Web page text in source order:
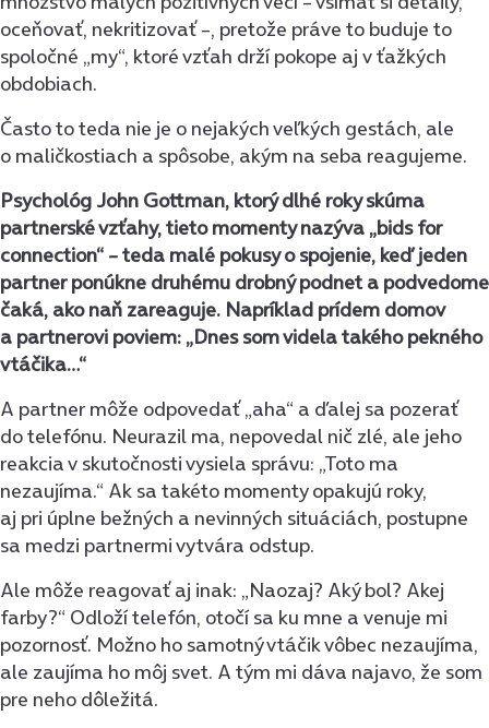
oceňovať, nekritizovať –, pretože práve to buduje to
spoločné „my“, ktoré vzťah drží pokope aj v ťažkých
obdobiach.
Často to teda nie je o nejakých veľkých gestách, ale
o maličkostiach a spôsobe, akým na seba reagujeme.
Psychológ John Gottman, ktorý dlhé roky skúma
partnerské vzťahy, tieto momenty nazýva „bids for
connection“ – teda malé pokusy o spojenie, keď jeden
partner ponúkne druhému drobný podnet a podvedome
čaká, ako naň zareaguje. Napríklad prídem domov
a partnerovi poviem: „Dnes som videla takého pekného
vtáčika…“
A partner môže odpovedať „aha“ a ďalej sa pozerať
do telefónu. Neurazil ma, nepovedal nič zlé, ale jeho
reakcia v skutočnosti vysiela správu: „Toto ma
nezaujíma.“ Ak sa takéto momenty opakujú roky,
aj pri úplne bežných a nevinných situáciách, postupne
sa medzi partnermi vytvára odstup.
Ale môže reagovať aj inak: „Naozaj? Aký bol? Akej
farby?“ Odloží telefón, otočí sa ku mne a venuje mi
pozornosť. Možno ho samotný vtáčik vôbec nezaujíma,
ale zaujíma ho môj svet. A tým mi dáva najavo, že som
pre neho dôležitá.